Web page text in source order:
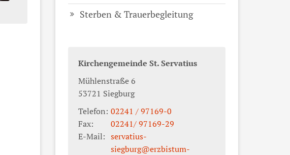
Sterben & Trauerbegleitung
Kirchengemeinde St. Servatius
Mühlenstraße 6
53721 Siegburg
Telefon: 02241 / 97169-0
Fax:
02241/ 97169-29
E-Mail: servatius-
siegburg@erzbistum-